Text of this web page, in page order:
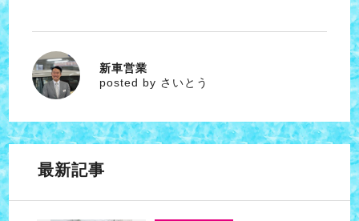
さいとう
新車営業
posted by さいとう
最新記事